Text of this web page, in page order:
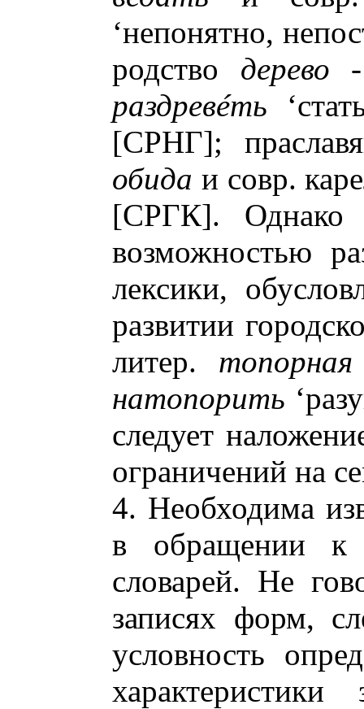
‘непонятно,
родство дерево
раздревéть
[СРНГ];
обида и совр.
[СРГК]. Однако
возможностью
лексики,
развитии
литер.
натопорить
следует
ограничений на
4. Необходима
в обращении к
словарей. Не
записях форм,
условность
характеристики